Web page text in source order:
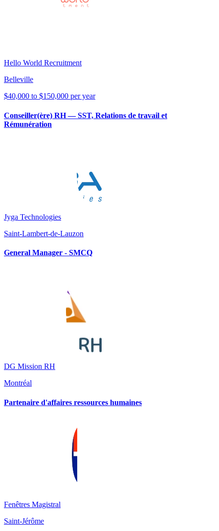
Hello World Recruitment
Belleville
$40,000 to $150,000 per year
Conseiller(ère) RH — SST, Relations de travail et
Rémunération
Jyga Technologies
Saint-Lambert-de-Lauzon
General Manager - SMCQ
DG Mission RH
Montréal
Partenaire d'affaires ressources humaines
Fenêtres Magistral
Saint-Jérôme